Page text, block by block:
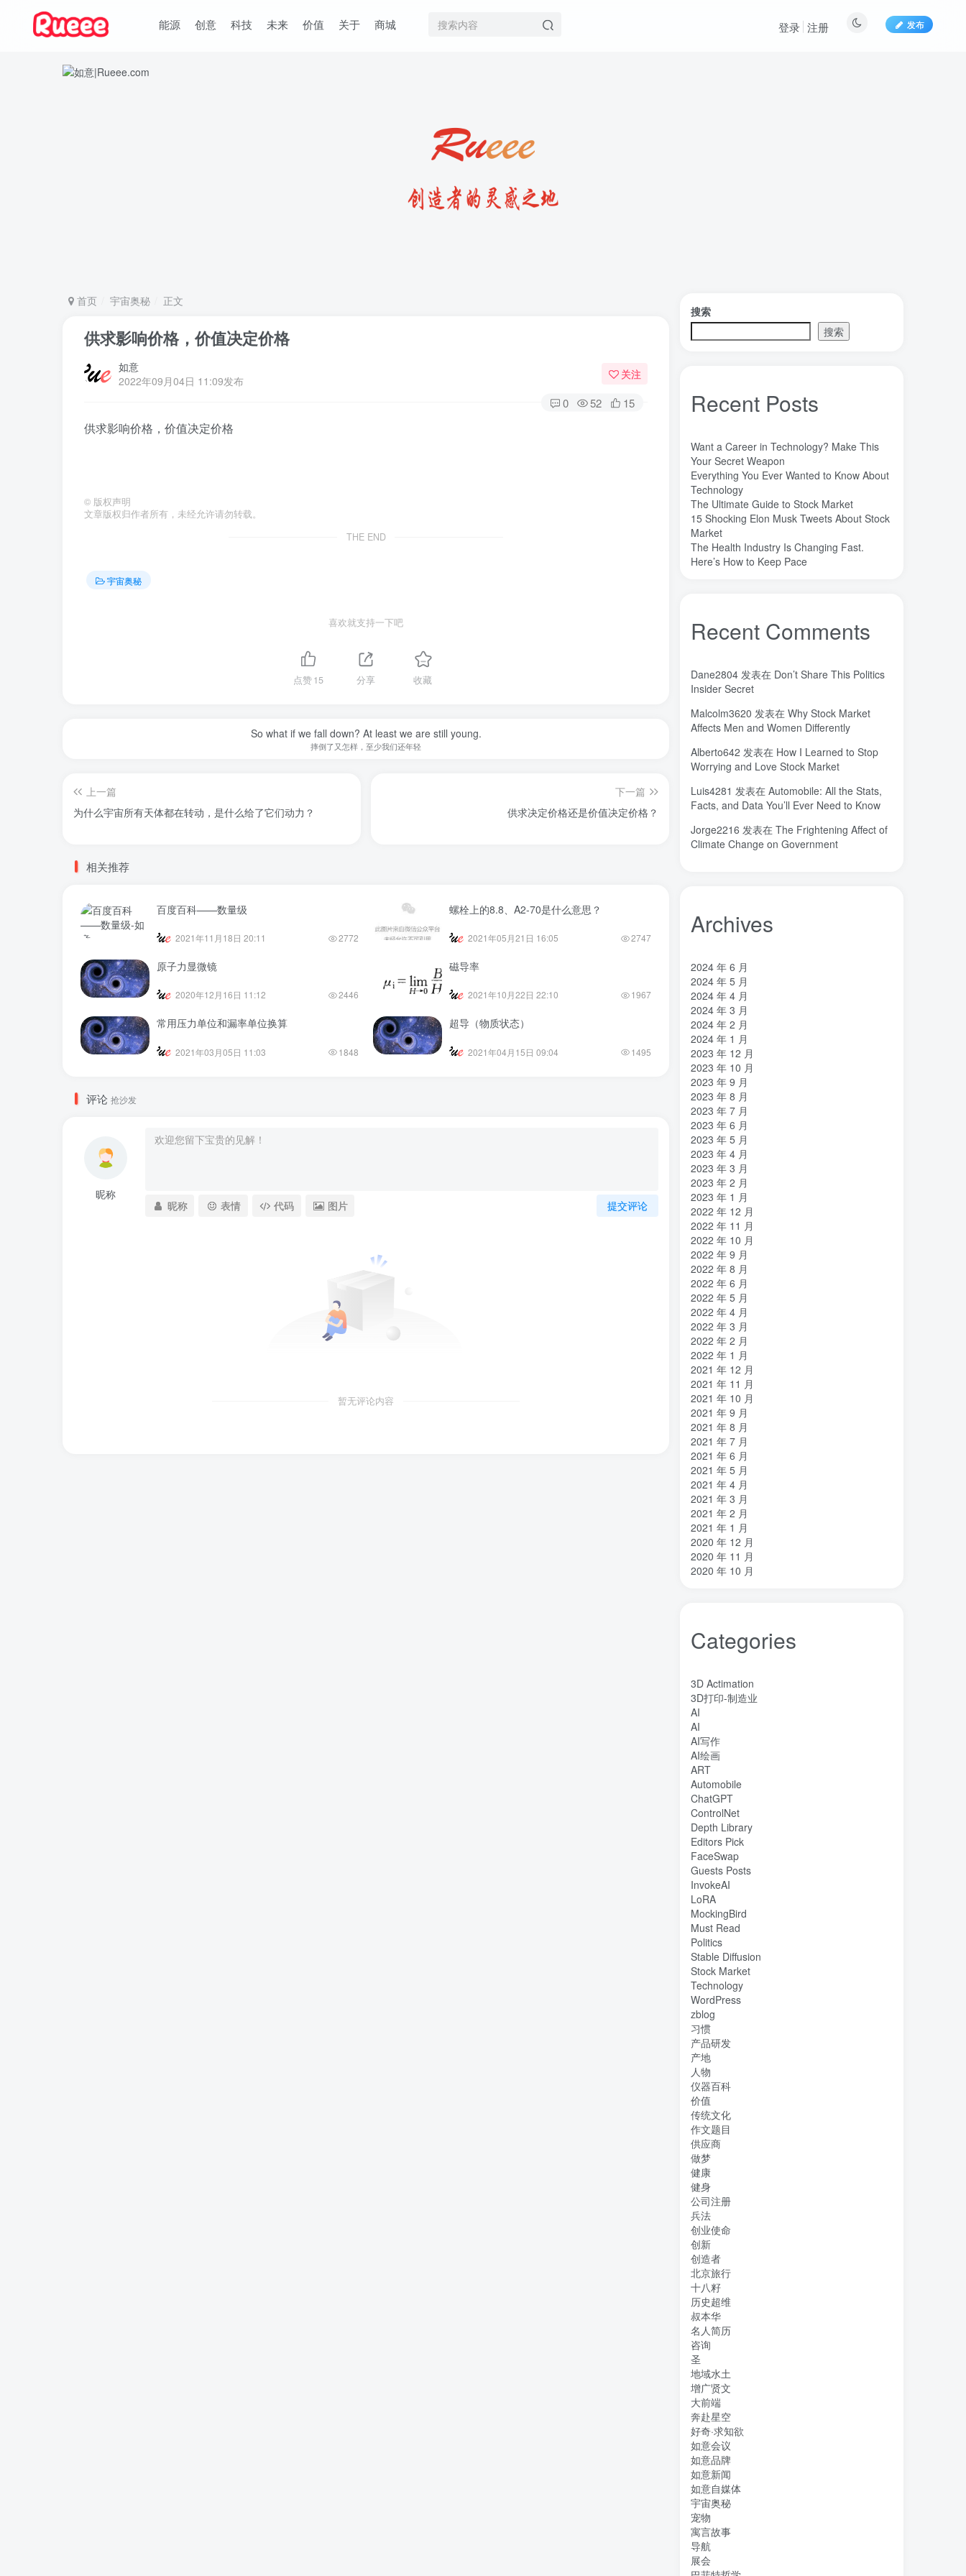
能源 创意 科技 未来 价值 关于 商城 发布
登录 注册
首页 宇宙奥秘 正文
供求影响价格，价值决定价格
如意
2022年09月04日 11:09发布
关注
0 52 15
供求影响价格，价值决定价格
© 版权声明
文章版权归作者所有，未经允许请勿转载。
THE END
宇宙奥秘
喜欢就支持一下吧
点赞15 分享 收藏
So what if we fall down? At least we are still young.
摔倒了又怎样，至少我们还年轻
上一篇
为什么宇宙所有天体都在转动，是什么给了它们动力？
下一篇
供求决定价格还是价值决定价格？
相关推荐
百度百科——数量级
2021年11月18日 20:11 2772
螺栓上的8.8、A2-70是什么意思？
2021年05月21日 16:05 2747
原子力显微镜
2020年12月16日 11:12 2446
磁导率
2021年10月22日 22:10 1967
常用压力单位和漏率单位换算
2021年03月05日 11:03 1848
超导（物质状态）
2021年04月15日 09:04 1495
评论 抢沙发
昵称
提交评论
昵称 表情 代码 图片
暂无评论内容
魔法(1) 高熵合金(3) 雷军(3) 陶瓷
达芬奇(1) 超分辨显微成像(2)
苏醒 (1) (1) 自信 (1) 胡良兵 (53)
网盘(0) 经济类(0)
秘密，吸引力法则，纪录片，下载(0)
秘密 (1) 碳离子治疗系统(1) 研究方向
石墨烯储能(1) 石墨烯(20) 真空阀门 (1)
真空系统
潍坊(1) 流动性(1)
宝塔(2) 学术会议(0) 大国崛起(1)
命运(2) 吸引力法则(1) 君临 (1)
原位(35) 南海(2) 北京大学(1)
关键帧 全屏滚动(1)
亿万富翁 (2) 人生 (2) 乐愚分享(0)
stable diffusion(6) notionai(1) notion
搜索
搜索
Recent Posts
Want a Career in Technology? Make This
Your Secret Weapon
Everything You Ever Wanted to Know About
Technology
The Ultimate Guide to Stock Market
15 Shocking Elon Musk Tweets About Stock
Market
The Health Industry Is Changing Fast.
Here’s How to Keep Pace
Recent Comments
Dane2804 发表在 Don’t Share This Politics
Insider Secret
Malcolm3620 发表在 Why Stock Market
Affects Men and Women Differently
Alberto642 发表在 How I Learned to Stop
Worrying and Love Stock Market
Luis4281 发表在 Automobile: All the Stats,
Facts, and Data You’ll Ever Need to Know
Jorge2216 发表在 The Frightening Affect of
Climate Change on Government
Archives
2024 年 6 月
2024 年 5 月
2024 年 4 月
2024 年 3 月
2024 年 2 月
2024 年 1 月
2023 年 12 月
2023 年 10 月
2023 年 9 月
2023 年 8 月
2023 年 7 月
2023 年 6 月
2023 年 5 月
2023 年 4 月
2023 年 3 月
2023 年 2 月
2023 年 1 月
2022 年 12 月
2022 年 11 月
2022 年 10 月
2022 年 9 月
2022 年 8 月
2022 年 6 月
2022 年 5 月
2022 年 4 月
2022 年 3 月
2022 年 2 月
2022 年 1 月
2021 年 12 月
2021 年 11 月
2021 年 10 月
2021 年 9 月
2021 年 8 月
2021 年 7 月
2021 年 6 月
2021 年 5 月
2021 年 4 月
2021 年 3 月
2021 年 2 月
2021 年 1 月
2020 年 12 月
2020 年 11 月
2020 年 10 月
Categories
3D Actimation
3D打印-制造业
AI
AI
AI写作
AI绘画
ART
Automobile
ChatGPT
ControlNet
Depth Library
Editors Pick
FaceSwap
Guests Posts
InvokeAI
LoRA
MockingBird
Must Read
Politics
Stable Diffusion
Stock Market
Technology
WordPress
zblog
习惯
产品研发
产地
人物
仪器百科
价值
传统文化
作文题目
供应商
做梦
健康
健身
公司注册
兵法
创业使命
创新
创造者
北京旅行
十八籽
历史超维
叔本华
名人简历
咨询
圣
地域水土
增广贤文
大前端
奔赴星空
好奇·求知欲
如意会议
如意品牌
如意新闻
如意自媒体
宇宙奥秘
宠物
寓言故事
导航
展会